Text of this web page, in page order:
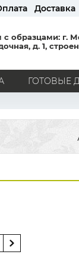
Доставка
образцами: г.
д. 1,
ГОТОВЫЕ
Англия
Roll